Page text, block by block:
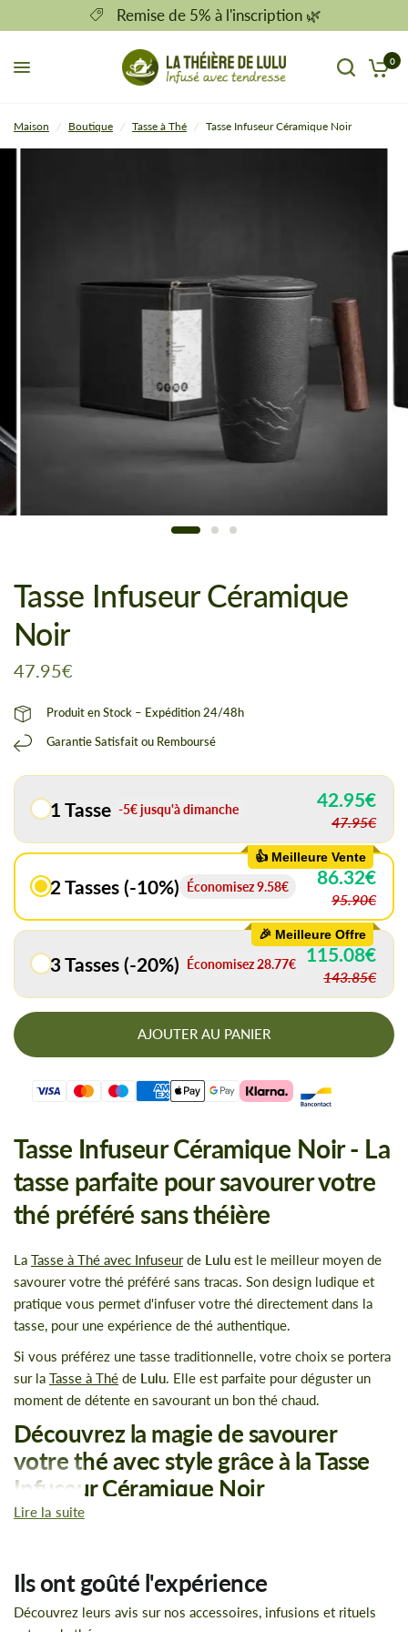
Remise de 5% à l'inscription 🌿
0
Maison / Boutique / Tasse à Thé / Tasse Infuseur Céramique Noir
Tasse Infuseur Céramique
Noir
47.95€
Produit en Stock – Expédition 24/48h
Garantie Satisfait ou Remboursé
1 Tasse -5€ jusqu'à dimanche 42.95€
47.95€
👍 Meilleure Vente
2 Tasses (-10%) Économisez9.58€ 86.32€
95.90€
🎉 Meilleure Offre
3 Tasses (-20%) Économisez28.77€ 115.08€
143.85€
AJOUTER AU PANIER
Tasse Infuseur Céramique Noir - La
tasse parfaite pour savourer votre
thé préféré sans théière
LaTasse à Thé avec Infuseurde Lulu est le meilleur moyen de
savourer votre thé préféré sans tracas. Son design ludique et
pratique vous permet d'infuser votre thé directement dans la
tasse, pour une expérience de thé authentique.
Si vous préférez une tasse traditionnelle, votre choix se portera
sur laTasse à Thé de Lulu. Elle est parfaite pour déguster un
moment de détente en savourant un bon thé chaud.
Découvrez la magie de savourer
votre thé avec style grâce à la Tasse
Infuseur Céramique Noir
Nettoyage : à la main
Particularités : fabrication artisanale par nos plus grands
potiers, relief au toucher, couvercle précieux et poignée en
Lire la suite
Ils ont goûté l'expérience
Découvrez leurs avis sur nos accessoires, infusions et rituels